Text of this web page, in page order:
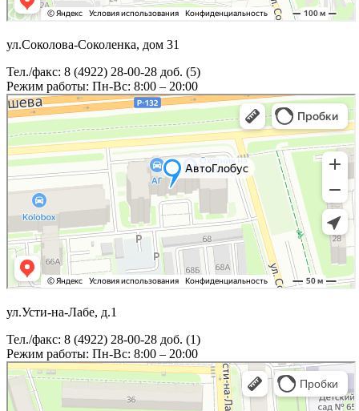
ул.Соколова-Соколенка, дом 31
Тел./факс: 8 (4922) 28-00-28 доб. (5)
Режим работы: Пн-Вс: 8:00 – 20:00
ул.Усти-на-Лабе, д.1
Тел./факс: 8 (4922) 28-00-28 доб. (1)
Режим работы: Пн-Вс: 8:00 – 20:00